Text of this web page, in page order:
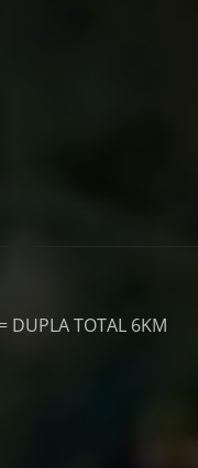
TOTAL 6KM